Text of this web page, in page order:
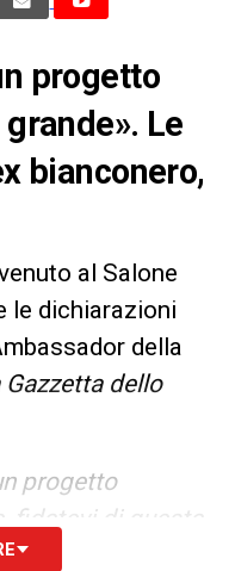
progetto
Le
bianconero,
al Salone
le dichiarazioni
della
Gazzetta dello
progetto
fidatevi di questa
in Champions